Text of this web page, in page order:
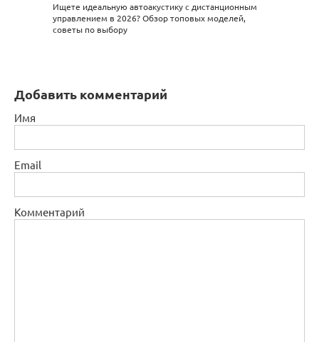
Ищете идеальную автоакустику с дистанционным
управлением в 2026? Обзор топовых моделей,
советы по выбору
Добавить комментарий
Имя
Email
Комментарий